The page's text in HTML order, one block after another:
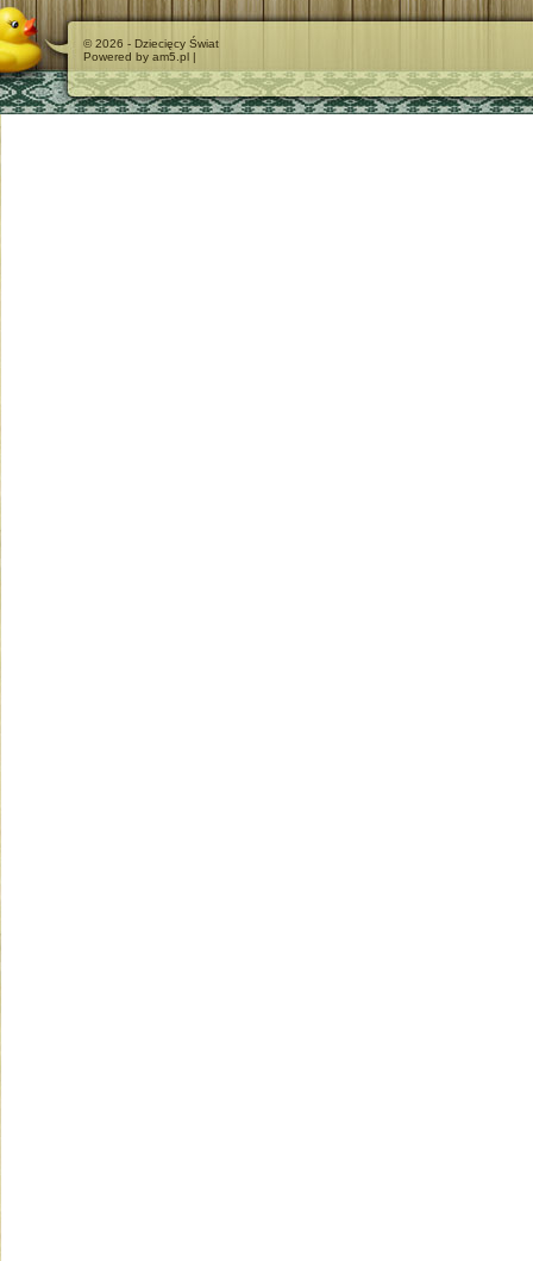
© 2026 - Dziecięcy Świat
Powered by am5.pl |